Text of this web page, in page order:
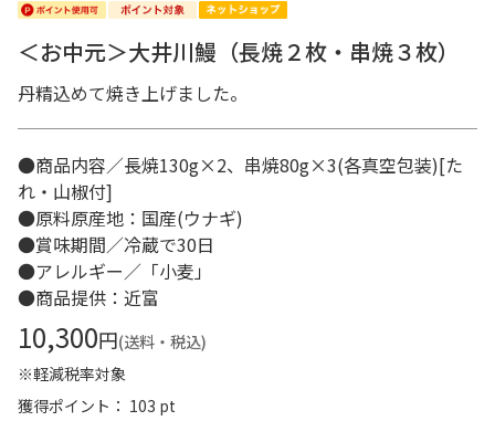
＜お中元＞大井川鰻（長焼２枚・串焼３枚）
丹精込めて焼き上げました。
●商品内容／長焼130g×2、串焼80g×3(各真空包装)[た
れ・山椒付]
●原料原産地：国産(ウナギ)
●賞味期間／冷蔵で30日
●アレルギー／「小麦」
●商品提供：近富
10,300円(送料・税込)
※軽減税率対象
獲得ポイント： 103 pt